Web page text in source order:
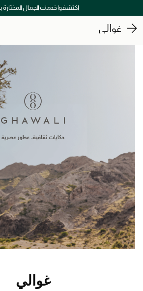
اكتشفوا خدمات الجمال المختارة
غوالي
غوالي